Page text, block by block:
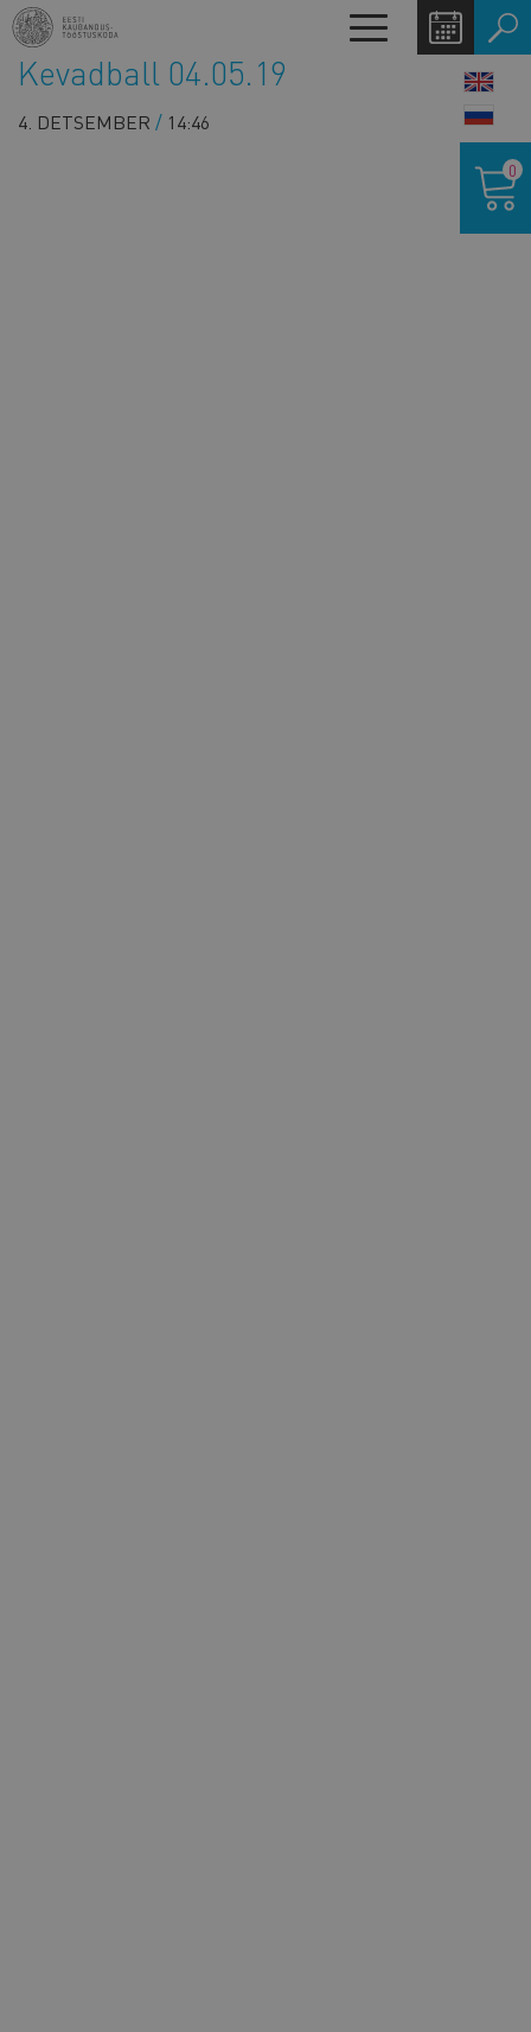
Liigu
edasi
põhisisu
Toggle
navigation
Kevadball 04.05.19
4. DETSEMBER
14:46
0